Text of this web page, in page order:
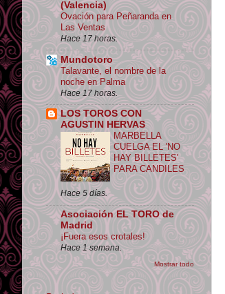
(Valencia)
Ovación para Peñaranda en
Las Ventas
Hace 17 horas.
Mundotoro
Talavante, el nombre de la
noche en Palma
Hace 17 horas.
LOS TOROS CON
AGUSTIN HERVAS
MARBELLA
CUELGA EL 'NO
HAY BILLETES'
PARA CANDILES
Hace 5 días.
Asociación EL TORO de
Madrid
¡Fuera esos crotales!
Hace 1 semana.
Mostrar todo